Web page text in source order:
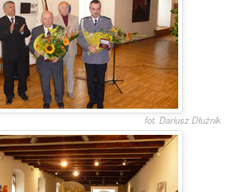
fot. Dariusz Dłużnik